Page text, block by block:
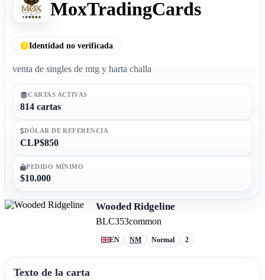
MoxTradingCards
Identidad no verificada
venta de singles de mtg y harta challa
CARTAS ACTIVAS
814 cartas
DÓLAR DE REFERENCIA
CLP$850
PEDIDO MÍNIMO
$10.000
Wooded Ridgeline
BLC353common
EN NM Normal 2
Texto de la carta